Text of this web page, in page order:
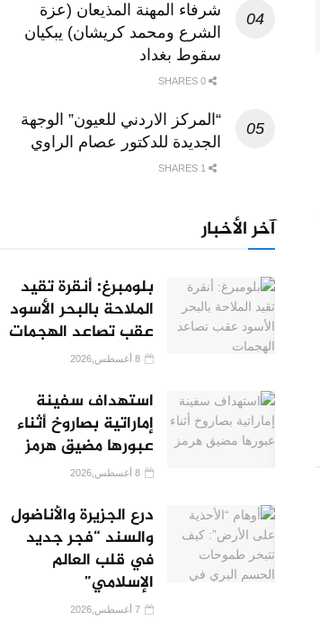
شرفاء المهنة المذيعان (عزة
الشرع ومحمد كريشان) يبكيان
سقوط بغداد
“المركز الاردني للعيون” الوجهة
الجديدة للدكتور عصام الراوي
آخر الأخبار
بلومبرغ: أنقرة تقيد
الملاحة بالبحر الأسود
عقب تصاعد الهجمات
استهداف سفينة
إماراتية بصاروخ أثناء
عبورها مضيق هرمز
درع الجزيرة والأناضول
والسند “فجر جديد
في قلب العالم
الإسلامي”